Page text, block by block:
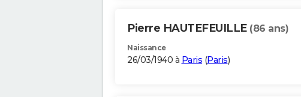
Pierre HAUTEFEUILLE (86 ans)
Naissance
26/03/1940 à Paris (Paris)